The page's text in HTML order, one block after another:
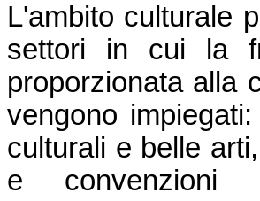
L'ambito culturale
settori in cui la
proporzionata alla
vengono
culturali e belle
e convenzioni